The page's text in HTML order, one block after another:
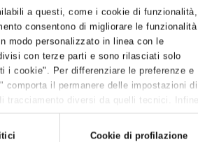
a questi, come i cookie di funzionalità,
consentono di migliorare le funzionalità
modo personalizzato in linea con le
con terze parti e sono rilasciati solo
i cookie". Per differenziare le preferenze e
il permanere delle impostazioni di
diversi da quelli tecnici. Infine,
Cookie di profilazione
di Laurea in Chimica
un Seminario dal